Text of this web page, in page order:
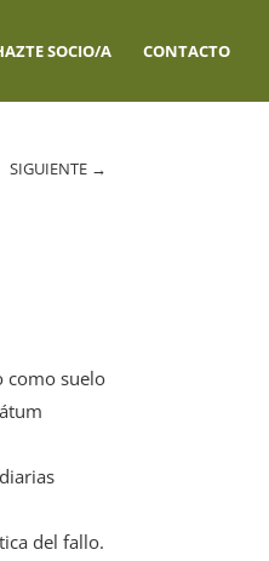
SOCIO/A CONTACTO
SIGUIENTE →
como suelo
del fallo.